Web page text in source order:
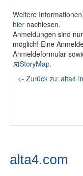
Weitere
hier nachlesen.
Anmeldungen sind
möglich! Eine
Anmeldeformular
StoryMap.
<- Zurück zu: alta4
alta4.com